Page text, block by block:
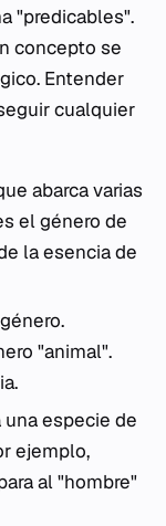
"predicables".
concepto se
Entender
cualquier
abarca varias
el género de
la esencia de
"animal".
especie de
ejemplo,
al "hombre"